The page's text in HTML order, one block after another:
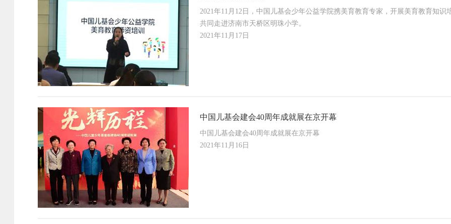
2021年11月12日，中国儿基会少年公益学院携美育教育专家，开展美育教育知识
共同走进济南市天桥区明珠小学。
2021年11月17日
中国儿基会建会40周年成就展在京开幕
中国儿基会建会40周年成就展在京开幕
2021年11月16日